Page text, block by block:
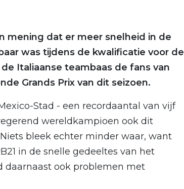
mening dat er meer snelheid in de
was tijdens de kwalificatie voor de
Italiaanse teambaas de fans van
Grands Prix van dit seizoen.
Stad - een recordaantal van vijf
wereldkampioen ook dit
bleek echter minder waar, want
in de snelle gedeeltes van het
daarnaast ook problemen met